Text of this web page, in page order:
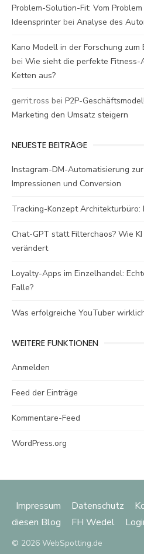
Problem-Solution-Fit: Vom
Ideensprinter bei Analyse des
Kano Modell in der Forschung
bei Wie sieht die perfekte Fitness-
Ketten aus?
gerrit.ross bei P2P-
Marketing den Umsatz steigern
NEUESTE BEITRÄGE
Instagram-DM-Automatisierung
Impressionen und Conversion
Tracking-Konzept Architekturbüro:
Chat-GPT statt Filterchaos? Wie
verändert
Loyalty-Apps im Einzelhandel:
Falle?
Was erfolgreiche YouTuber
WEITERE FUNKTIONEN
Anmelden
Feed der Einträge
Kommentare-Feed
WordPress.org
Impressum Datenschutz
diesen Blog
FH Wedel
© 2026 WebSpotting.de